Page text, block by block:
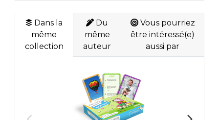
Dans la
même
collection
Du
même
auteur
Vous pourriez
être intéressé(e)
aussi par